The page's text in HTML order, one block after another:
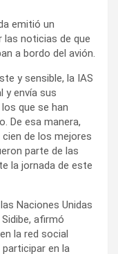
emitió un
las noticias de que
a bordo del avión.
y sensible, la IAS
y envía sus
que se han
De esa manera,
de los mejores
parte de las
la jornada de este
Naciones Unidas
afirmó
la red social
en la